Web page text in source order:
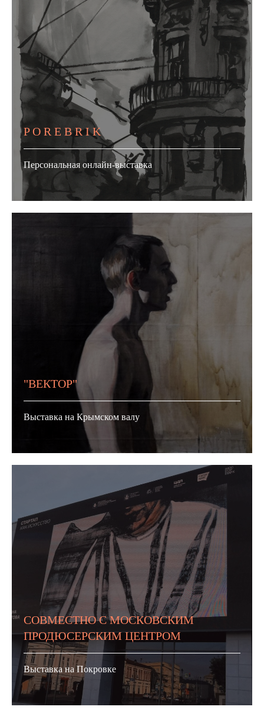
P O R E B R I K
Персональная онлайн-выставка
"ВЕКТОР"
Выставка на Крымском валу
СОВМЕСТНО С МОСКОВСКИМ
ПРОДЮСЕРСКИМ ЦЕНТРОМ
Выставка на Покровке